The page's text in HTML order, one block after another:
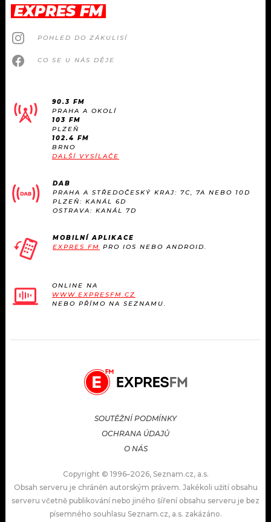
EXPRES FM
POHLED DO ZÁKULISÍ
CO SE U NÁS DĚJE
90.3 FM
PRAHA A OKOLÍ
103 FM
PLZEŇ
102.4 FM
BRNO
DALŠÍ VYSÍLAČE
DAB
PRAHA A STŘEDOČESKÝ KRAJ: 7C, 7A NEBO 10D
PLZEŇ: KANÁL 6D
OSTRAVA: KANÁL 7D
MOBILNÍ APLIKACE
EXPRES FM PRO IOS NEBO ANDROID.
ONLINE NA
WWW.EXPRESFM.CZ
NEBO PŘÍMO NA SEZNAMU.
SOUTĚŽNÍ PODMÍNKY
OCHRANA ÚDAJŮ
O NÁS
Copyright © 1996–2026, Seznam.cz, a.s.
Obsah serveru je chráněn autorským právem. Jakékoli užití obsahu
serveru včetně publikování nebo jiného šíření obsahu serveru je bez
písemného souhlasu Seznam.cz, a.s. zakázáno.